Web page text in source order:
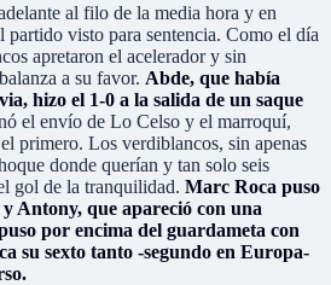
al filo de la media hora y en
partido visto para sentencia. Como el día
apretaron el acelerador y sin
a su favor. Abde, que había
hizo el 1-0 a la salida de un saque
el envío de Lo Celso y el marroquí,
primero. Los verdiblancos, sin apenas
donde querían y tan solo seis
gol de la tranquilidad. Marc Roca puso
Antony, que apareció con una
por encima del guardameta con
su sexto tanto -segundo en Europa-